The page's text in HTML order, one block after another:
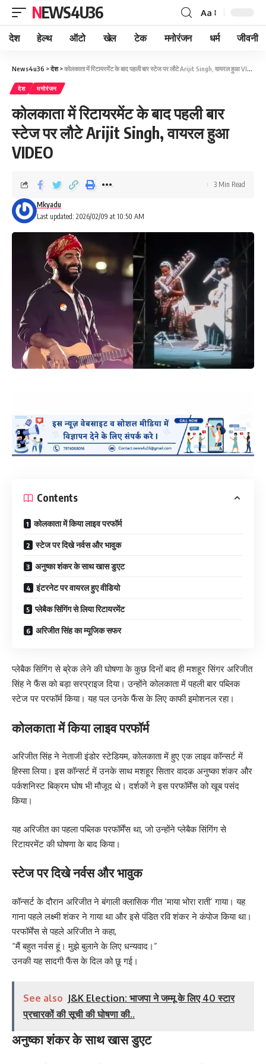
NEWS4U36 Aa
देश हेल्थ ऑटो खेल टेक मनोरंजन धर्म जीवनी
News4u36 >देश>कोलकाता में रिटायरमेंट के बाद पहली बार स्टेज पर लौटे Arijit Singh, वायरल हुआ VIDEO
देश मनोरंजन
कोलकाता में रिटायरमेंट के बाद पहली बार
स्टेज पर लौटे Arijit Singh, वायरल हुआ
VIDEO
Last updated: 2026/02/09 at 10:50 AM
Mkyadu
3 Min Read
Contents
कोलकाता में किया लाइव परफॉर्म
स्टेज पर दिखे नर्वस और भावुक
अनुष्का शंकर के साथ खास डुएट
इंटरनेट पर वायरल हुए वीडियो
प्लेबैक सिंगिंग से लिया रिटायरमेंट
अरिजीत सिंह का म्यूजिक सफर
प्लेबैक सिंगिंग से ब्रेक लेने की घोषणा के कुछ दिनों बाद ही मशहूर सिंगर अरिजीत
सिंह ने फैंस को बड़ा सरप्राइज दिया। उन्होंने कोलकाता में पहली बार पब्लिक
स्टेज पर परफॉर्म किया। यह पल उनके फैंस के लिए काफी इमोशनल रहा।
कोलकाता में किया लाइव परफॉर्म
अरिजीत सिंह ने नेताजी इंडोर स्टेडियम, कोलकाता में हुए एक लाइव कॉन्सर्ट में
हिस्सा लिया। इस कॉन्सर्ट में उनके साथ मशहूर सितार वादक अनुष्का शंकर और
पर्कशनिस्ट बिक्रम घोष भी मौजूद थे। दर्शकों ने इस परफॉर्मेंस को खूब पसंद
किया।
यह अरिजीत का पहला पब्लिक परफॉर्मेंस था, जो उन्होंने प्लेबैक सिंगिंग से
रिटायरमेंट की घोषणा के बाद किया।
स्टेज पर दिखे नर्वस और भावुक
कॉन्सर्ट के दौरान अरिजीत ने बंगाली क्लासिक गीत ‘माया भोरा राती’ गाया। यह
गाना पहले लक्ष्मी शंकर ने गाया था और इसे पंडित रवि शंकर ने कंपोज किया था।
परफॉर्मेंस से पहले अरिजीत ने कहा,
“मैं बहुत नर्वस हूं। मुझे बुलाने के लिए धन्यवाद।”
उनकी यह सादगी फैंस के दिल को छू गई।
See also J&K Election: भाजपा ने जम्मू के लिए 40 स्टार
प्रचारकों की सूची की घोषणा की..
अनुष्का शंकर के साथ खास डुएट